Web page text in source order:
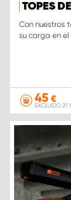
TOPES
Con nuestros
su carga en el
45 €
EXCLUIDO 21